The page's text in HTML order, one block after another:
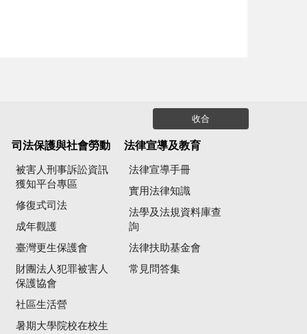
收合
司法保護與社會勞動
被害人刑事訴訟資訊
獲知平台專區
修復式司法
成年觀護
臺灣更生保護會
財團法人犯罪被害人
保護協會
社區生活營
暑期大學院校在校生
法律宣導及教育
法律宣導手冊
實用法律知識
法學及法規資料庫查
詢
法律扶助基金會
常見問答集